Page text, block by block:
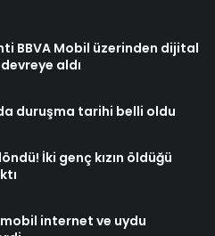
BBVA Mobil üzerinden dijital
aldı
duruşma tarihi belli oldu
İki genç kızın öldüğü
internet ve uydu